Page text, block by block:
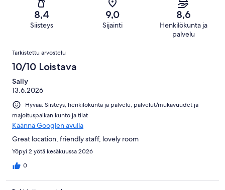
arvostelua
arvostelua
arvostelua
8,4
Siisteys
9,0
Sijainti
8,6
Henkilökunta ja
palvelu
Arvostelut
Tarkistettu arvostelu
10/10 Loistava
Sally
13.6.2026
Hyvää: Siisteys, henkilökunta ja palvelu, palvelut/mukavuudet ja
majoituspaikan kunto ja tilat
Käännä Googlen avulla
Great location, friendly staff, lovely room
Yöpyi 2 yötä kesäkuussa 2026
0